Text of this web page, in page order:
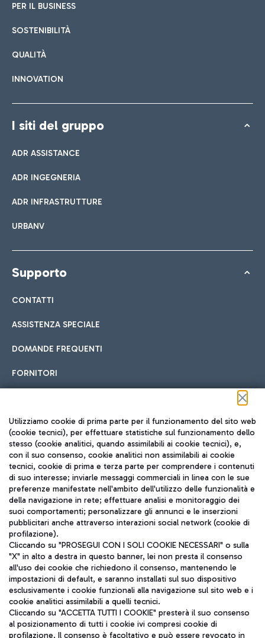
PER IL BUSINESS
SOSTENIBILITÀ
QUALITÀ
INNOVATION
I siti del gruppo
ADR ASSISTANCE
ADR INGEGNERIA
ADR INFRASTRUTTURE
URBANV
Supporto
CONTATTI
ASSISTENZA SPECIALE
DOMANDE FREQUENTI
FORNITORI
Seguici sui social
TRAVEL JOURNAL
ITA
Aeroporti di Roma S.p.A. - Società soggetta a direzione e
coordinamento di Mundys S.p.A.
Codice fiscale e Registro delle Imprese di Roma 13032990155 P.
Utilizziamo cookie di prima parte per il funzionamento del sito web
(cookie tecnici), per effettuare statistiche sul funzionamento dello
stesso (cookie analitici, quando assimilabili ai cookie tecnici), e,
con il suo consenso, cookie analitici non assimilabili ai cookie
tecnici, cookie di prima e terza parte per comprendere i contenuti
di suo interesse; inviarle messaggi commerciali in linea con le sue
preferenze manifestate nell'ambito dell'utilizzo delle funzionalità e
della navigazione in rete; effettuare analisi e monitoraggio dei
suoi comportamenti; personalizzare gli annunci e le inserzioni
pubblicitari anche attraverso interazioni social network (cookie di
profilazione).
Cliccando su "PROSEGUI CON I SOLI COOKIE NECESSARI" o sulla
"X" in alto a destra in questo banner, lei non presta il consenso
all'uso dei cookie che richiedono il consenso, mantenendo le
impostazioni di default, e saranno installati sul suo dispositivo
esclusivamente i cookie funzionali alla navigazione sul sito web e i
cookie analitici assimilabili a quelli tecnici.
Cliccando su "ACCETTA TUTTI I COOKIE" presterà il suo consenso
al posizionamento di tutti i cookie ivi compresi cookie di
profilazione. Il consenso è facoltativo e può essere revocato in